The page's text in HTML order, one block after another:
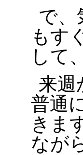
で、
もす
して
来週
普通
きま
なが